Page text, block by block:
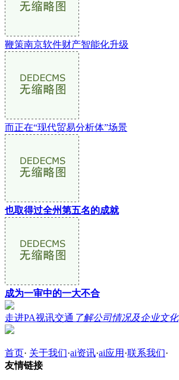
鞭策南京软件财产智能化升级
而正在“现代贸易分析体”场景
也取得过全州第五名的成就
成为一审中的一大不合
走进PA视讯交通 了解公司情况及企业文化
首页· 关于我们·ai资讯·ai应用 ·联系我们·
友情链接